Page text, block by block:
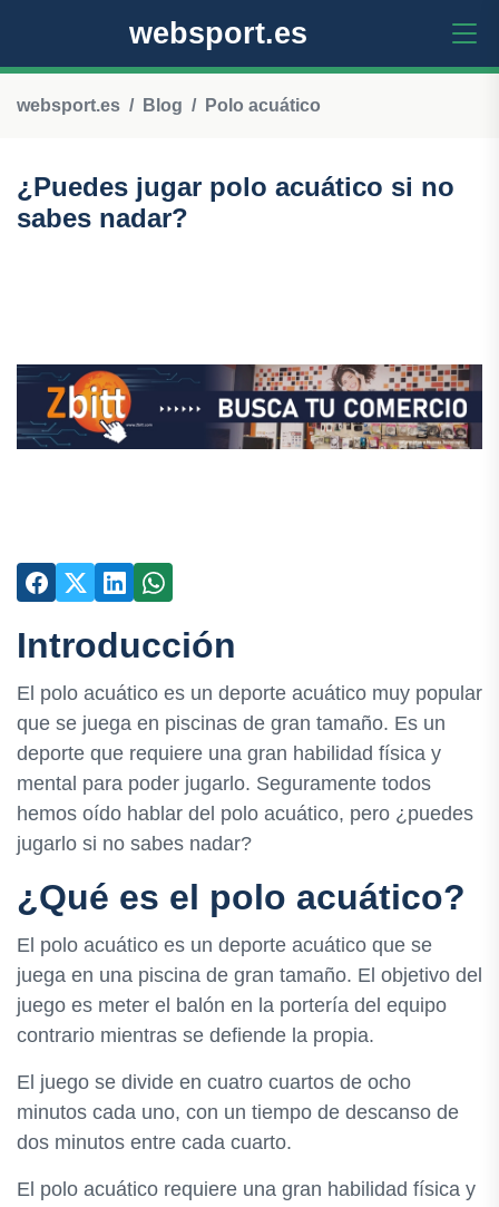
websport.es
websport.es Blog Polo acuático
¿Puedes jugar polo acuático si no
sabes nadar?
Introducción
El polo acuático es un deporte acuático muy popular
que se juega en piscinas de gran tamaño. Es un
deporte que requiere una gran habilidad física y
mental para poder jugarlo. Seguramente todos
hemos oído hablar del polo acuático, pero ¿puedes
jugarlo si no sabes nadar?
¿Qué es el polo acuático?
El polo acuático es un deporte acuático que se
juega en una piscina de gran tamaño. El objetivo del
juego es meter el balón en la portería del equipo
contrario mientras se defiende la propia.
El juego se divide en cuatro cuartos de ocho
minutos cada uno, con un tiempo de descanso de
dos minutos entre cada cuarto.
El polo acuático requiere una gran habilidad física y